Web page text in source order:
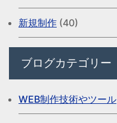
新規制作 (40)
ブログカテゴリー
WEB制作技術やツール